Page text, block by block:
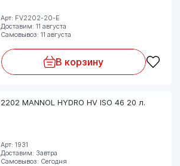
Арт: FV2202-20-E
Доставим: 11 августа
Самовывоз: 11 августа
В корзину
2202 MANNOL HYDRO HV ISO 46 20 л.
Арт: 1931
Доставим: Завтра
Самовывоз: Сегодня